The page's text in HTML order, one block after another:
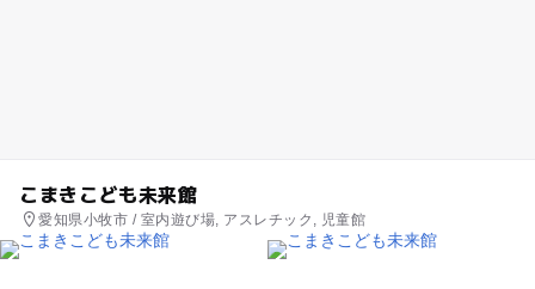
こまきこども未来館
愛知県小牧市 / 室内遊び場, アスレチック, 児童館